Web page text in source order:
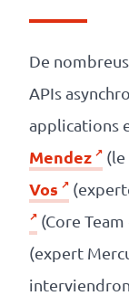
De
APIs
applications
Mendez
(le
Vos
(Core Team
(expert